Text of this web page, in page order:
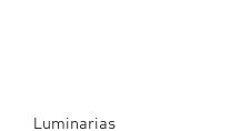
Luminarias